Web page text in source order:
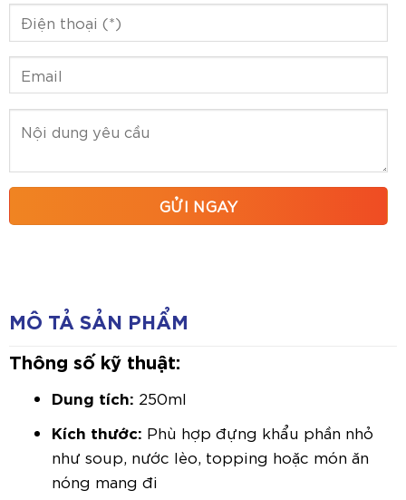
MÔ TẢ SẢN PHẨM
Thông số kỹ thuật:
Dung tích: 250ml
Kích thước: Phù hợp đựng khẩu phần nhỏ
như soup, nước lèo, topping hoặc món ăn
nóng mang đi